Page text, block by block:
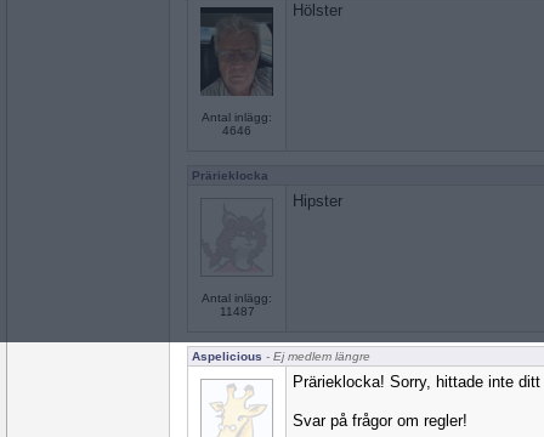
Antal inlägg:
4646
Hölster
Prärieklocka
Antal inlägg:
11487
Hipster
Aspelicious - Ej medlem längre
Prärieklocka! Sorry, hittade inte
Svar på frågor om regler!